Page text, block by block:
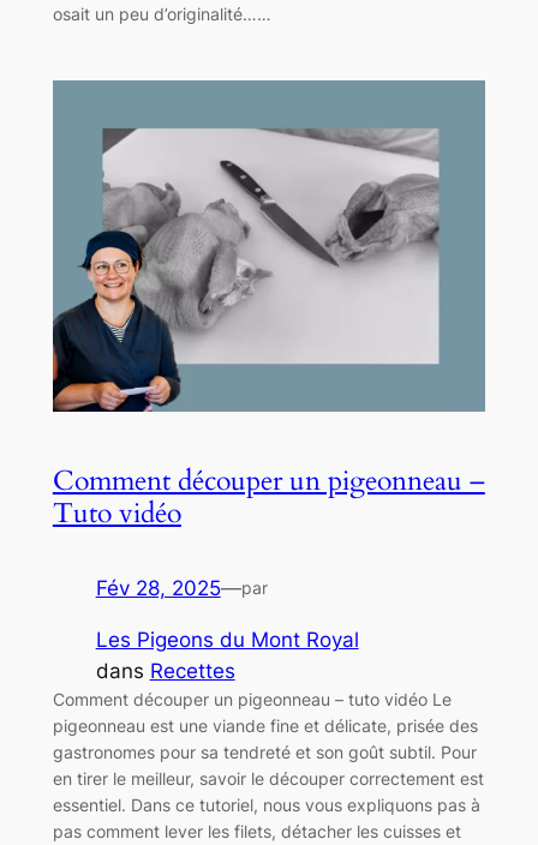
osait un peu d’originalité……
Comment découper un pigeonneau –
Tuto vidéo
Fév 28, 2025—par
Les Pigeons du Mont Royal
dans Recettes
Comment découper un pigeonneau – tuto vidéo Le
pigeonneau est une viande fine et délicate, prisée des
gastronomes pour sa tendreté et son goût subtil. Pour
en tirer le meilleur, savoir le découper correctement est
essentiel. Dans ce tutoriel, nous vous expliquons pas à
pas comment lever les filets, détacher les cuisses et